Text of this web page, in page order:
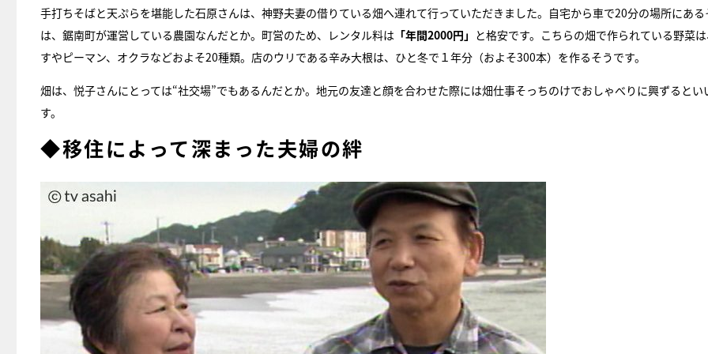
手打ちそばと天ぷらを堪能した石原さんは、神野夫妻の借りている畑へ連れて行っていただきました。自宅から車で20分の場所にある
は、鋸南町が運営している農園なんだとか。町営のため、レンタル料は 「年間2000円」 と格安です。こちらの畑で作られている野菜
すやピーマン、オクラなどおよそ20種類。店のウリである辛み大根は、ひと冬で１年分（およそ300本）を作るそうです。
畑は、悦子さんにとっては“社交場”でもあるんだとか。地元の友達と顔を合わせた際には畑仕事そっちのけでおしゃべりに興ずるとい
す。
◆移住によって深まった夫婦の絆